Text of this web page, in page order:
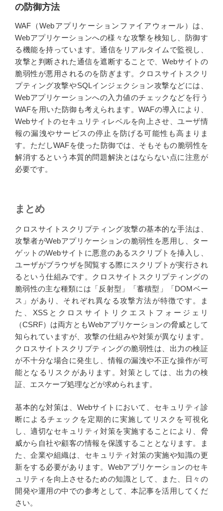
の防御方法
WAF（Webアプリケーションファイアウォール）は、
Webアプリケーションへの様々な攻撃を検知し、防御す
る機能を持っています。通信をリアルタイムで監視し、
攻撃と判断された通信を遮断することで、Webサイトの
脆弱性が悪用されるのを防ぎます。クロスサイトスクリ
プティング攻撃やSQLインジェクション攻撃などには、
Webアプリケーションへの入力値のチェックなどを行う
WAFを用いた防御も考えられます。WAFの導入により、
Webサイトのセキュリティレベルを向上させ、ユーザ情
報の漏洩やサービスの停止を防げる可能性も高まりま
す。ただしWAFを使った防御では、そもそもの脆弱性を
解消するという本質的問題解決とはならない点に注意が
必要です。
まとめ
クロスサイトスクリプティング攻撃の基本的な手法は、
攻撃者がWebアプリケーションの脆弱性を悪用し、ター
ゲットのWebサイトに悪意のあるスクリプトを挿入し、
ユーザがブラウザを閲覧する際にスクリプトが実行され
るという仕組みです。クロスサイトスクリプティングの
脆弱性の主な種類には「反射型」「蓄積型」「DOMベー
ス」があり、それぞれ異なる攻撃方法が特徴です。ま
た、XSSとクロスサイトリクエストフォージェリ
（CSRF）は両方ともWebアプリケーションの脅威として
知られていますが、攻撃の仕組みや対策が異なります。
クロスサイトスクリプティングの脆弱性は、出力の検証
が不十分な場合に発生し、情報の漏洩や不正な操作が可
能となるリスクがあります。対策としては、出力の検
証、エスケープ処理などが求められます。
基本的な対策は、Webサイトにおいて、セキュリティ診
断によるチェックを定期的に実施してリスクを可視化
し、適切なセキュリティ対策を実施することにより、脅
威から自社や顧客の情報を保護することとなります。ま
た、企業や組織は、セキュリティ対策の実施や知識の更
新をする必要があります。Webアプリケーションのセキ
ュリティを向上させるための知識として、また、日々の
開発や運用の中での参考として、本記事を活用してくだ
さい。